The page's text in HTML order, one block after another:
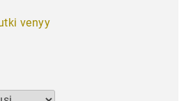
venyy